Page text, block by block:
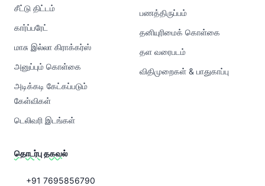
சீட்டு திட்டம்
கார்ப்பரேட்
மாசு இல்லா கிராக்கர்ஸ்
அனுப்பும் கொள்கை
அடிக்கடி கேட்கப்படும்
கேள்விகள்
டெலிவரி இடங்கள்
பணத்திருப்பம்
தனியுரிமைக் கொள்கை
தள வரைபடம்
விதிமுறைகள் & பாதுகாப்பு
தொடர்பு தகவல்
+91 7695856790